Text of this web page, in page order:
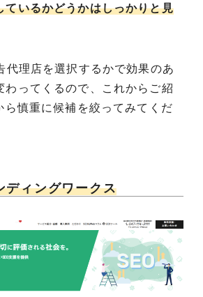
ているかどうかはしっかりと見
代理店を選択するかで効果のあ
わってくるので、これからご紹
ら慎重に候補を絞ってみてくだ
ディングワークス